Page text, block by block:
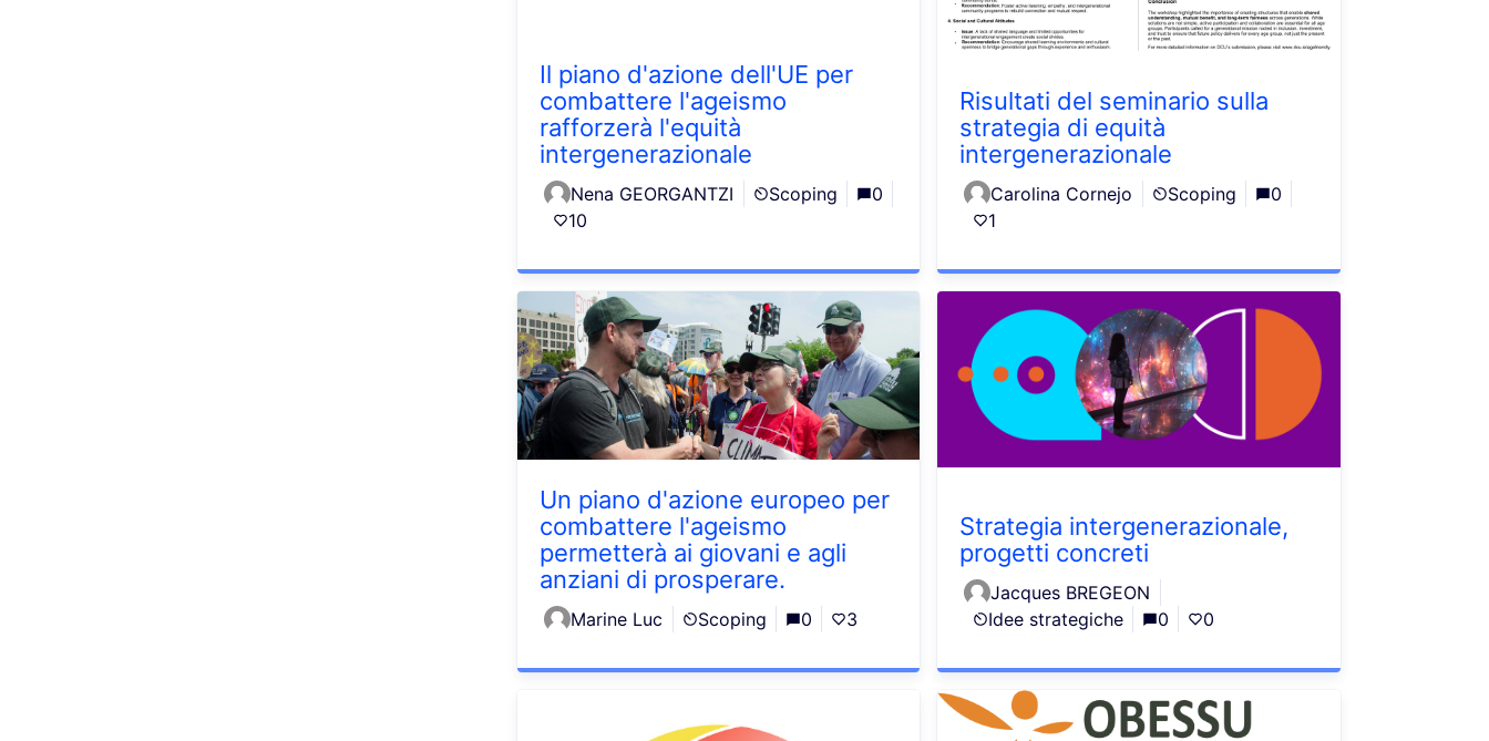
Il piano d'azione dell'UE per
combattere l'ageismo
rafforzerà l'equità
intergenerazionale
Nena GEORGANTZI Scoping
0
10
Risultati del seminario sulla
strategia di equità
intergenerazionale
Carolina Cornejo Scoping
0
1
Un piano d'azione europeo per
combattere l'ageismo
permetterà ai giovani e agli
anziani di prosperare.
Marine Luc Scoping 0 3
Strategia intergenerazionale,
progetti concreti
Jacques BREGEON
Idee strategiche
0 0